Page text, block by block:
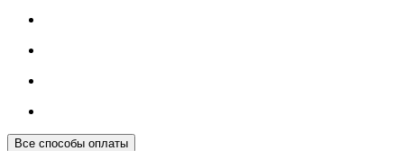
Все способы оплаты